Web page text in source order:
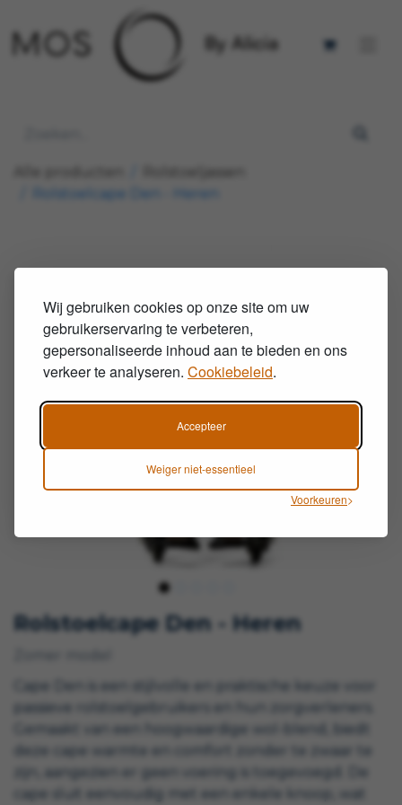
Wij gebruiken cookies op onze site om uw
gebruikerservaring te verbeteren,
gepersonaliseerde inhoud aan te bieden en ons
verkeer te analyseren. Cookiebeleid.
Accepteer
Weiger niet-essentieel
Voorkeuren
Rolstoelcape Den - Heren
Rolstoelcape Den - Heren
Cape Den is een stijlvolle en praktische keuze voor
deze cape warmte en comfort zonder te zwaar te
cape sluit eenvoudig met een enkele knoop, wat